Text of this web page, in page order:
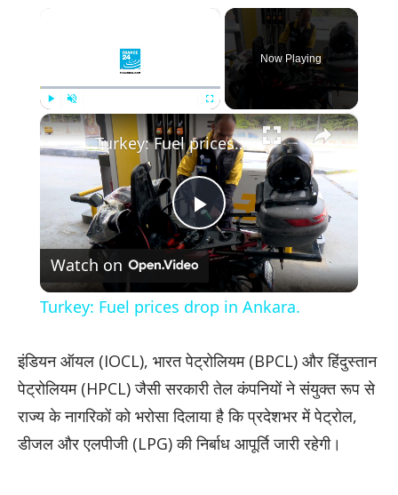
×
Play Unmute Fullscreen
Now Playing
×
Play
Video
Turkey: Fuel prices drop in Ankara.
Watch on
Turkey: Fuel prices drop in Ankara.
इंडियन ऑयल (IOCL), भारत पेट्रोलियम (BPCL) और हिंदुस्तान
पेट्रोलियम (HPCL) जैसी सरकारी तेल कंपनियों ने संयुक्त रूप से
राज्य के नागरिकों को भरोसा दिलाया है कि प्रदेशभर में पेट्रोल,
डीजल और एलपीजी (LPG) की निर्बाध आपूर्ति जारी रहेगी।